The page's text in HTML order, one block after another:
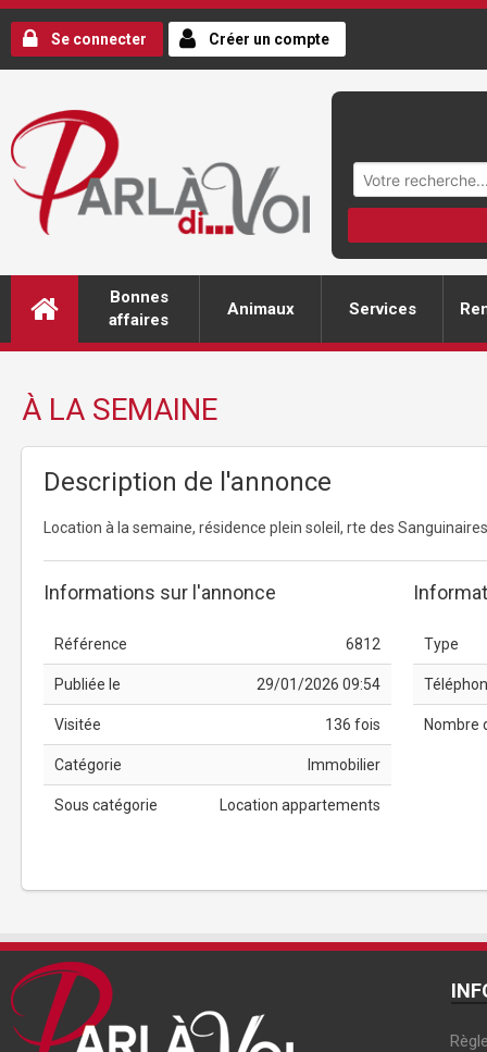
Se connecter Créer un compte
Bonnes
affaires
Animaux Services
À LA SEMAINE
Description de l'annonce
Location à la semaine, résidence plein soleil, rte des
Informations sur l'annonce
Référence 6812
Publiée le 29/01/2026 09:54
Visitée 136 fois
Catégorie Immobilier
Sous catégorie Location appartements
Type
Nombre